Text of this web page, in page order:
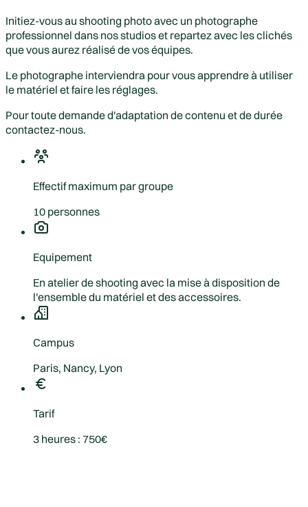
Initiez-vous au shooting photo avec un photographe
professionnel dans nos studios et repartez avec les clichés
que vous aurez réalisé de vos équipes.
Le photographe interviendra pour vous apprendre à utiliser
le matériel et faire les réglages.
Pour toute demande d'adaptation de contenu et de durée
contactez-nous.
Effectif maximum par groupe
10 personnes
Equipement
En atelier de shooting avec la mise à disposition de
l'ensemble du matériel et des accessoires.
Campus
Paris, Nancy, Lyon
Tarif
3 heures : 750€